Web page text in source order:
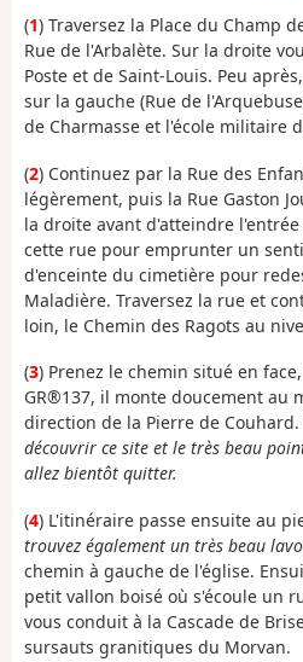
(1) Traversez la Place du Champ
Rue de l'Arbalète. Sur la droite
Poste et de Saint-Louis. Peu
sur la gauche (Rue de
de Charmasse et l'école militaire
(2) Continuez par la Rue des
légèrement, puis la Rue Gaston
la droite avant d'atteindre
cette rue pour emprunter un
d'enceinte du cimetière pour
Maladière. Traversez la rue et
loin, le Chemin des Ragots au
(3) Prenez le chemin situé en
GR®137, il monte doucement au
direction de la Pierre de Couhard.
découvrir ce site et le très beau
allez bientôt quitter.
(4) L'itinéraire passe ensuite au
trouvez également un très beau
chemin à gauche de l'église.
petit vallon boisé où s'écoule un
vous conduit à la Cascade de
sursauts granitiques du Morvan.